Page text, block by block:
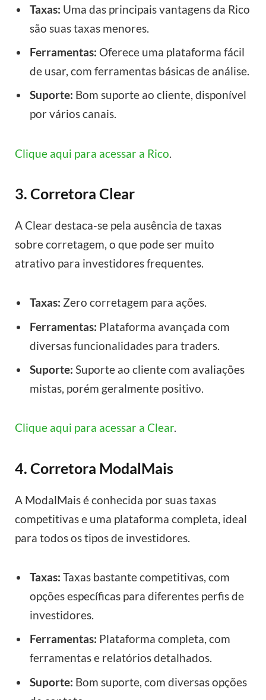
Taxas: Uma das principais vantagens da Rico
são suas taxas menores.
Ferramentas: Oferece uma plataforma fácil
de usar, com ferramentas básicas de análise.
Suporte: Bom suporte ao cliente, disponível
por vários canais.
Clique aqui para acessar a Rico
3. Corretora Clear
A Clear destaca-se pela ausência de taxas
sobre corretagem, o que pode ser muito
atrativo para investidores frequentes.
Taxas: Zero corretagem para ações.
Ferramentas: Plataforma avançada com
diversas funcionalidades para traders.
Suporte: Suporte ao cliente com avaliações
mistas, porém geralmente positivo.
Clique aqui para acessar a Clear.
4. Corretora ModalMais
A ModalMais é conhecida por suas taxas
competitivas e uma plataforma completa, ideal
para todos os tipos de investidores.
Taxas: Taxas bastante competitivas, com
opções específicas para diferentes perfis de
investidores.
Ferramentas: Plataforma completa, com
ferramentas e relatórios detalhados.
Suporte: Bom suporte, com diversas opções